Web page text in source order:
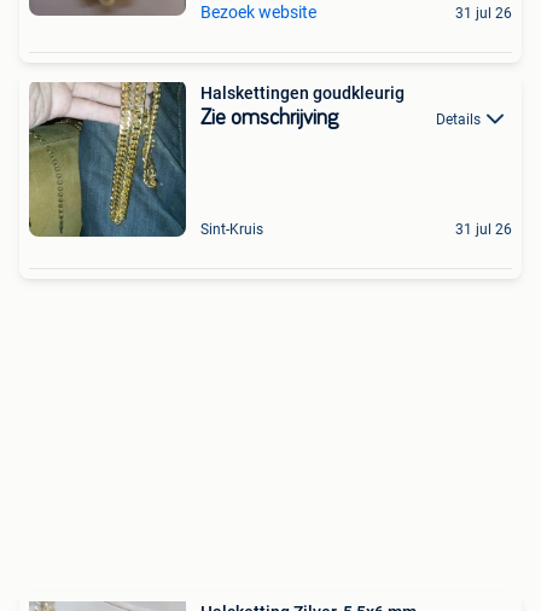
Bezoek website 31 jul 26
Halskettingen goudkleurig
Zie omschrijving Details
Sint-Kruis 31 jul 26